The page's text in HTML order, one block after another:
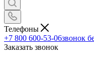
Телефоны
+7 800 600-53-06звонок
Заказать звонок